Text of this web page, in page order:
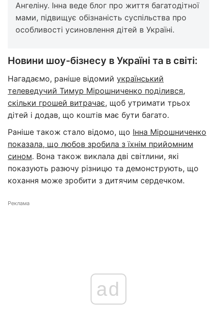
Ангеліну. Інна веде блог про життя багатодітної
мами, підвищує обізнаність суспільства про
особливості усиновлення дітей в Україні.
Новини шоу-бізнесу в Україні та в світі:
Нагадаємо, раніше відомий український
телеведучий Тимур Мірошниченко поділився,
скільки грошей витрачає, щоб утримати трьох
дітей і додав, що коштів має бути багато.
Раніше також стало відомо, що Інна Мірошниченко
показала, що любов зробила з їхнім прийомним
сином. Вона також виклала дві світлини, які
показують разючу різницю та демонструють, що
кохання може зробити з дитячим сердечком.
Реклама
ad